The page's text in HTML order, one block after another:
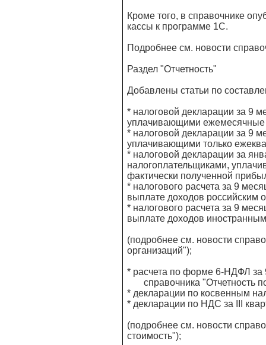
Кроме того, в справочнике
кассы к программе 1С.
Подробнее см. новости
Раздел "Отчетность"
Добавлены статьи по
* налоговой декларации за 9
уплачивающими ежемесячные
* налоговой декларации за 9
уплачивающими только
* налоговой декларации за
налогоплательщиками,
фактически полученной
* налогового расчета за 9
выплате доходов российским
* налогового расчета за 9
выплате доходов
(подробнее см. новости
организаций");
* расчета по форме 6-НДФЛ за
справочника "Отчетность
* декларации по косвенным
* декларации по НДС за III
(подробнее см. новости
стоимость");